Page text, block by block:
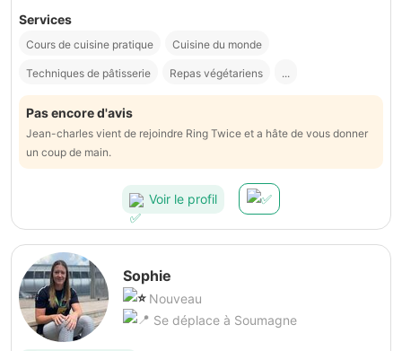
Services
Cours de cuisine pratique Cuisine du monde
Techniques de pâtisserie Repas végétariens ...
Pas encore d'avis
Jean-charles vient de rejoindre Ring Twice et a hâte de vous donner
un coup de main.
Voir le profil
Sophie
Nouveau
Se déplace à Soumagne